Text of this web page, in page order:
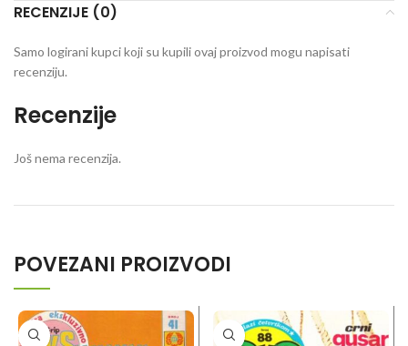
RECENZIJE (0)
Recenzije
Još nema recenzija.
Samo logirani kupci koji su kupili ovaj proizvod mogu napisati
recenziju.
POVEZANI PROIZVODI